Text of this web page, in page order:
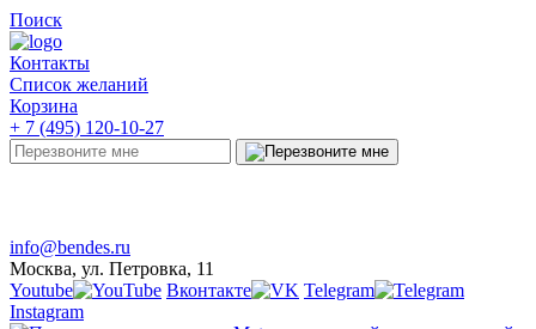
Поиск
Контакты
Список желаний
Корзина
+ 7 (495) 120-10-27
info@bendes.ru
Москва, ул. Петровка, 11
Youtube
Вконтакте
Telegram
Instagram